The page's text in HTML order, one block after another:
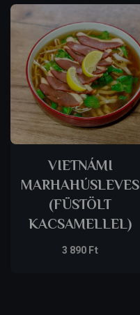
VIETNÁMI
MARHAHÚSLEVES
(FÜSTÖLT
KACSAMELLEL)
3 890Ft